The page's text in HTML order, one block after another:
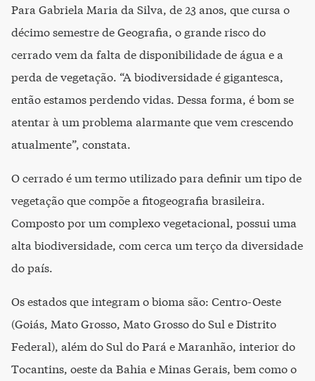
Para Gabriela Maria da Silva, de 23 anos, que cursa o
décimo semestre de Geografia, o grande risco do
cerrado vem da falta de disponibilidade de água e a
perda de vegetação. “A biodiversidade é gigantesca,
então estamos perdendo vidas. Dessa forma, é bom se
atentar à um problema alarmante que vem crescendo
atualmente”, constata.
O cerrado é um termo utilizado para definir um tipo de
vegetação que compõe a fitogeografia brasileira.
Composto por um complexo vegetacional, possui uma
alta biodiversidade, com cerca um terço da diversidade
do país.
Os estados que integram o bioma são: Centro-Oeste
(Goiás, Mato Grosso, Mato Grosso do Sul e Distrito
Federal), além do Sul do Pará e Maranhão, interior do
Tocantins, oeste da Bahia e Minas Gerais, bem como o